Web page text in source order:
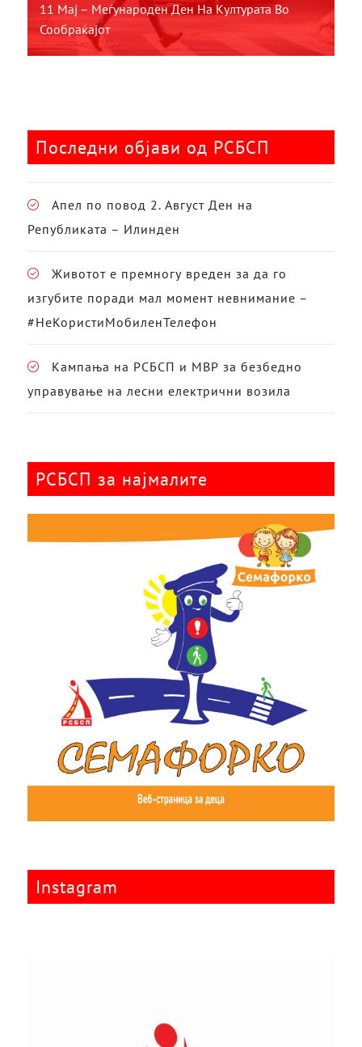
11 Мај – Меѓународен Ден На Културата Во
Сообраќајот
Последни објави од РСБСП
Апел по повод 2. Август Ден на
Републиката – Илинден
Животот е премногу вреден за да го
изгубите поради мал момент невнимание –
#НеКористиМобиленТелефон
Кампања на РСБСП и МВР за безбедно
управување на лесни електрични возила
РСБСП за најмалите
Instagram